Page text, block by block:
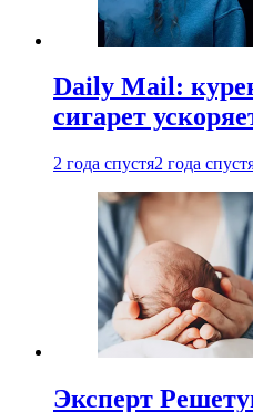
Daily Mail:
сигарет
2 года спустя2 года
Эксперт